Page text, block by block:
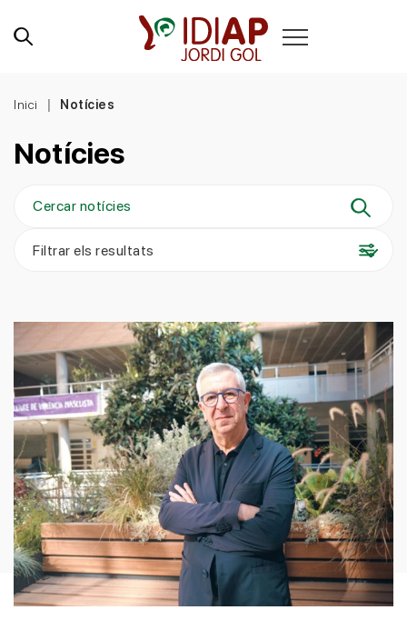
Inici Notícies
Notícies
Filtrar els resultats